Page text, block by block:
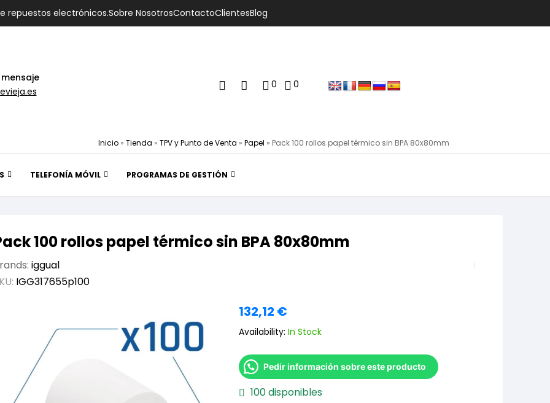
repuestos electrónicos.Sobre NosotrosContactoClientesBlog
0 0
Inicio » Tienda » TPV y Punto de Venta » Papel » Pack 100 rollos papel térmico sin BPA 80x80mm
TELEFONÍA MÓVIL PROGRAMAS DE GESTIÓN
100 rollos papel térmico sin BPA 80x80mm
iggual
IGG317655p100
132,12 €
Availability: In Stock
Pedir información sobre este producto
100 disponibles